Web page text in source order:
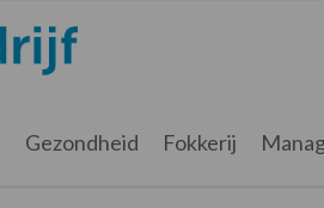
Gezondheid Fokkerij